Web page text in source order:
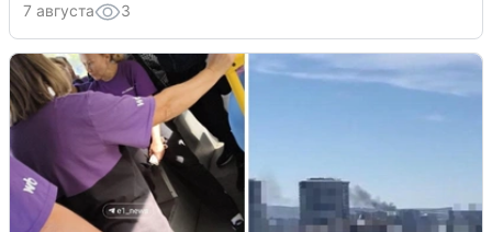
7 августа 3